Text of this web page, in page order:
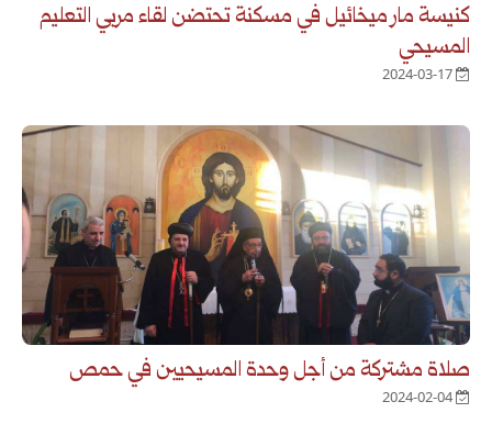
كنيسة مار ميخائيل في مسكنة تحتضن لقاء مربي التعليم
المسيحي
2024-03-17
صلاة مشتركة من أجل وحدة المسيحيين في حمص
2024-02-04